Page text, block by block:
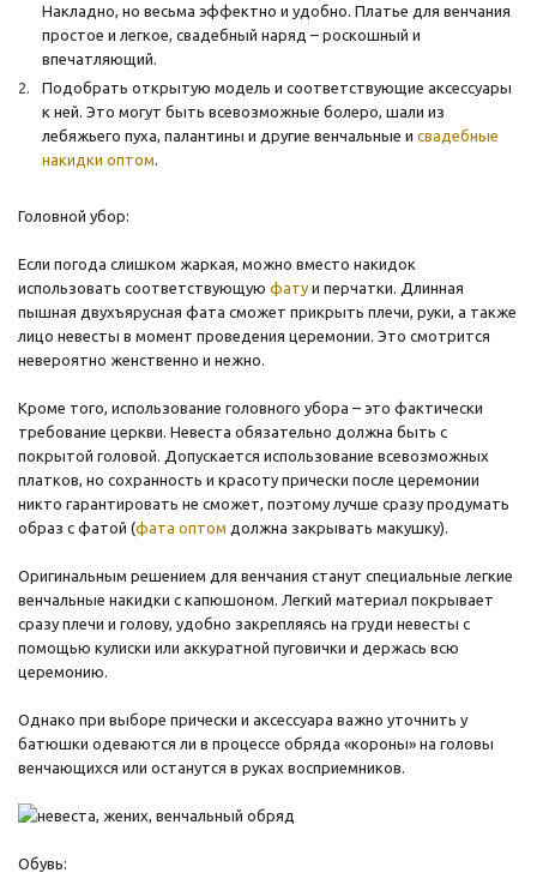
Накладно, но весьма эффектно и удобно. Платье для венчания
простое и легкое, свадебный наряд – роскошный и
впечатляющий.
Подобрать открытую модель и соответствующие аксессуары
к ней. Это могут быть всевозможные болеро, шали из
лебяжьего пуха, палантины и другие венчальные и свадебные
накидки оптом.
Головной убор:
Если погода слишком жаркая, можно вместо накидок
использовать соответствующую фату и перчатки. Длинная
пышная двухъярусная фата сможет прикрыть плечи, руки, а также
лицо невесты в момент проведения церемонии. Это смотрится
невероятно женственно и нежно.
Кроме того, использование головного убора – это фактически
требование церкви. Невеста обязательно должна быть с
покрытой головой. Допускается использование всевозможных
платков, но сохранность и красоту прически после церемонии
никто гарантировать не сможет, поэтому лучше сразу продумать
образ с фатой (фата оптом должна закрывать макушку).
Оригинальным решением для венчания станут специальные легкие
венчальные накидки с капюшоном. Легкий материал покрывает
сразу плечи и голову, удобно закрепляясь на груди невесты с
помощью кулиски или аккуратной пуговички и держась всю
церемонию.
Однако при выборе прически и аксессуара важно уточнить у
батюшки одеваются ли в процессе обряда «короны» на головы
венчающихся или останутся в руках восприемников.
Обувь: